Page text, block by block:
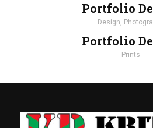
Portfolio
Design,
Portfolio
Prints